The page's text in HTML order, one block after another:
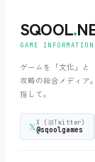
SQOOL.
GAME
ゲームを「文化」と
攻略の総合メディア
指して。
𝕏X (旧Twitter)
@sqoolgames